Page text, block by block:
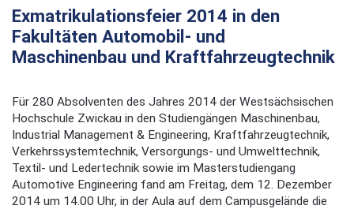
Exmatrikulationsfeier 2014 in den
Fakultäten Automobil- und
Maschinenbau und Kraftfahrzeugtechnik
Für 280 Absolventen des Jahres 2014 der Westsächsischen
Hochschule Zwickau in den Studiengängen Maschinenbau,
Industrial Management & Engineering, Kraftfahrzeugtechnik,
Verkehrssystemtechnik, Versorgungs- und Umwelttechnik,
Textil- und Ledertechnik sowie im Masterstudiengang
Automotive Engineering fand am Freitag, dem 12. Dezember
2014 um 14.00 Uhr, in der Aula auf dem Campusgelände die